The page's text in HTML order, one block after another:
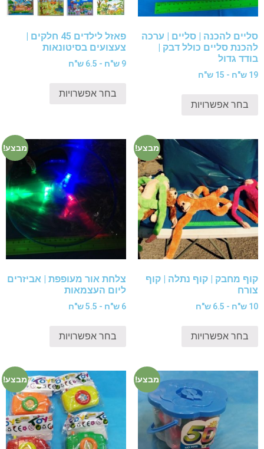
סליים להכנה | סליים | ערכה
להכנת סליים כולל דבק |
בודד גדול
19 ש"ח - 15 ש"ח
בחר אפשרויות
פאזל לילדים 45 חלקים |
צעצועים בסיטונאות
9 ש"ח - 6.5 ש"ח
בחר אפשרויות
מבצע!
קוף מחבק | קוף נתלה | קוף
צורח
10 ש"ח - 6.5 ש"ח
בחר אפשרויות
מבצע!
צלחת אור מעופפת | אביזרים
ליום העצמאות
6 ש"ח - 5.5 ש"ח
בחר אפשרויות
מבצע! מבצע!